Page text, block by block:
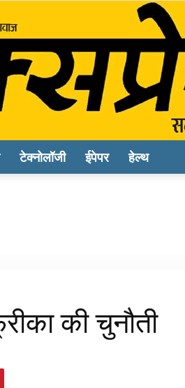
टेक्नोलॉजी ईपेपर हेल्थ
की चुनौती